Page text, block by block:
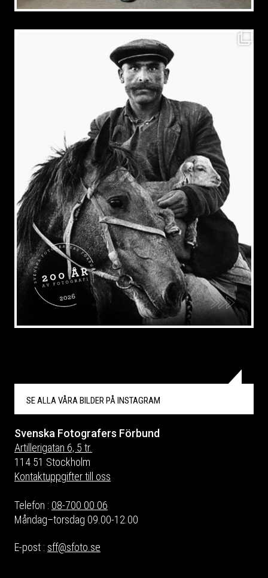
SE ALLA VÅRA BILDER PÅINSTAGRAM
Svenska Fotografers Förbund
Artillerigatan 6, 5 tr.
114 51 Stockholm
Kontaktuppgifter till oss
Telefon : 08-700 00 06
Måndag–torsdag 09.00-12.00
E-post : sff@sfoto.se